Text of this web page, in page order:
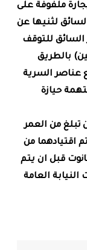
ملفوفة على
لثنيها عن
للتوقف
بالطريق
عناصر السرية
حيازة
تبلغ من العمر
27 سنة، حيث تم اقتيادهما من
قبل ان يتم
العامة